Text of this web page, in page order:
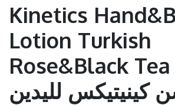
Kinetics
Lotion Turkish
Rose&Black
كينيتيكس لليدين